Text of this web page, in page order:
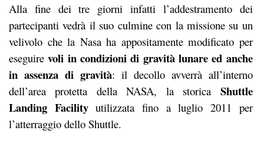
Alla fine dei tre giorni infatti l’addestramento dei
partecipanti vedrà il suo culmine con la missione su un
velivolo che la Nasa ha appositamente modificato per
eseguirevoli in condizioni di gravità lunare ed anche
in assenza di gravità: il decollo avverrà all’interno
dell’area protetta della NASA, la storica Shuttle
Landing Facilityutilizzata fino a luglio 2011 per
l’atterraggio dello Shuttle.